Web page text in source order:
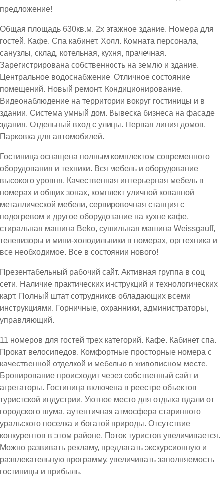
предложение!
Общая площадь 630кв.м. 2х этажное здание. Номера для
гостей. Кафе. Спа кабинет. Холл. Комната персонала,
санузлы, склад, котельная, кухня, прачечная.
Зарегистрирована собственность на землю и здание.
Центральное водоснабжение. Отличное состояние
помещений. Новый ремонт. Кондиционирование.
Видеонаблюдение на территории вокруг гостиницы и в
здании. Система умный дом. Вывеска бизнеса на фасаде
здания. Отдельный вход с улицы. Первая линия домов.
Парковка для автомобилей.
Гостиница оснащена полным комплектом современного
оборудования и техники. Вся мебель и оборудование
высокого уровня. Качественная интерьерная мебель в
номерах и общих зонах, комплект уличной кованной
металлической мебели, сервировочная станция с
подогревом и другое оборудование на кухне кафе,
стиральная машина Beko, сушильная машина Weissgauff,
телевизоры и мини-холодильники в номерах, оргтехника и
все необходимое. Все в состоянии нового!
Презентабельный рабочий сайт. Активная группа в соц
сети. Наличие практических инструкций и технологических
карт. Полный штат сотрудников обладающих всеми
инструкциями. Горничные, охранники, администраторы,
управляющий.
11 номеров для гостей трех категорий. Кафе. Кабинет спа.
Прокат велосипедов. Комфортные просторные номера с
качественной отделкой и мебелью в живописном месте.
Бронирование происходит через собственный сайт и
агрегаторы. Гостиница включена в реестре объектов
туристской индустрии. Уютное место для отдыха вдали от
городского шума, аутентичная атмосфера старинного
уральского поселка и богатой природы. Отсутствие
конкурентов в этом районе. Поток туристов увеличивается.
Можно развивать рекламу, предлагать экскурсионную и
развлекательную программу, увеличивать заполняемость
гостиницы и прибыль.